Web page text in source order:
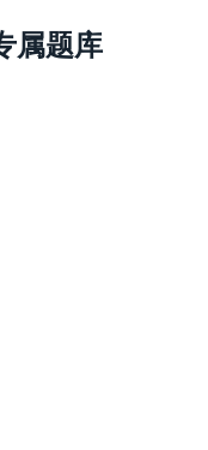
属题库